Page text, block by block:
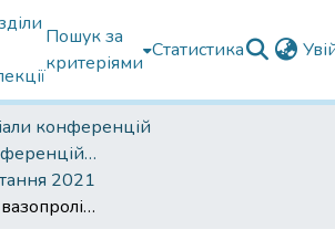
Пошук за
критеріями
Статистика
конференцій
Матеріали конференцій Інституту Філатова
2021
Ендорезекція вазопроліферативної пухлини сітківки із застосуванням високочастотного електрозварювання біологічних тканин